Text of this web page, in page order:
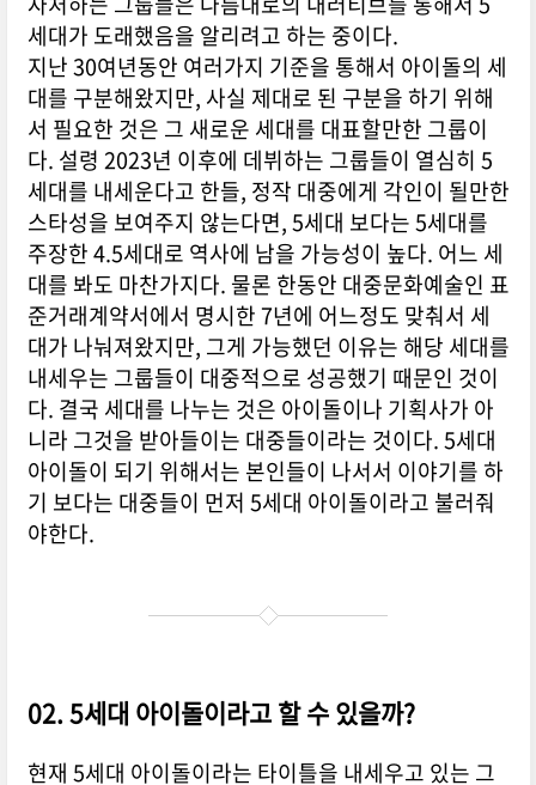
세대가 도래했음을 알리려고 하는 중이다.
지난 30여년동안 여러가지 기준을 통해서 아이돌의 세
대를 구분해왔지만, 사실 제대로 된 구분을 하기 위해
서 필요한 것은 그 새로운 세대를 대표할만한 그룹이
다. 설령 2023년 이후에 데뷔하는 그룹들이 열심히 5
세대를 내세운다고 한들, 정작 대중에게 각인이 될만한
스타성을 보여주지 않는다면, 5세대 보다는 5세대를
주장한 4.5세대로 역사에 남을 가능성이 높다. 어느 세
대를 봐도 마찬가지다. 물론 한동안 대중문화예술인 표
준거래계약서에서 명시한 7년에 어느정도 맞춰서 세
대가 나눠져왔지만, 그게 가능했던 이유는 해당 세대를
내세우는 그룹들이 대중적으로 성공했기 때문인 것이
다. 결국 세대를 나누는 것은 아이돌이나 기획사가 아
니라 그것을 받아들이는 대중들이라는 것이다. 5세대
아이돌이 되기 위해서는 본인들이 나서서 이야기를 하
기 보다는 대중들이 먼저 5세대 아이돌이라고 불러줘
야한다.
02. 5세대 아이돌이라고 할 수 있을까?
현재 5세대 아이돌이라는 타이틀을 내세우고 있는 그